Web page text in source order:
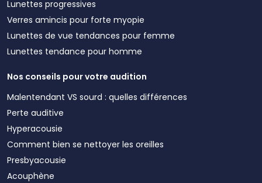
Lunettes progressives
Verres amincis pour forte myopie
Lunettes de vue tendances pour femme
Lunettes tendance pour homme
Nos conseils pour votre audition
Malentendant VS sourd : quelles différences
Perte auditive
Hyperacousie
Comment bien se nettoyer les oreilles
Presbyacousie
Acouphène